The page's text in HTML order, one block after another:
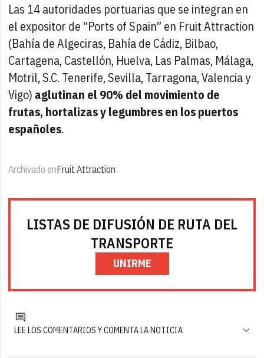
Las 14 autoridades portuarias que se integran en
el expositor de “Ports of Spain” en Fruit Attraction
(Bahía de Algeciras, Bahía de Cádiz, Bilbao,
Cartagena, Castellón, Huelva, Las Palmas, Málaga,
Motril, S.C. Tenerife, Sevilla, Tarragona, Valencia y
Vigo) aglutinan el 90% del movimiento de
frutas, hortalizas y legumbres en los puertos
españoles.
Archivado enFruit Attraction
LISTAS DE DIFUSIÓN DE RUTA DEL
TRANSPORTE
UNIRME
LEE LOS COMENTARIOS Y COMENTA LA NOTICIA